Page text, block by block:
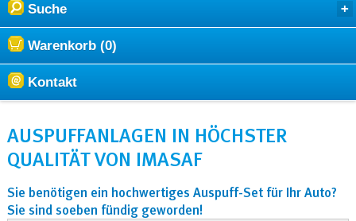
Suche
Warenkorb (0)
Kontakt
AUSPUFFANLAGEN IN HÖCHSTER
QUALITÄT VON IMASAF
Sie benötigen ein hochwertiges Auspuff-Set für Ihr Auto?
Sie sind soeben fündig geworden!